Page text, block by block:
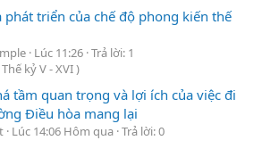
phát triển của chế độ phong kiến thế
Lúc 11:26 Trả lời: 1
kỷ V - XVI )
tầm quan trọng và lợi ích của việc đi
Điều hòa mang lại
Lúc 14:06 Hôm qua Trả lời: 0